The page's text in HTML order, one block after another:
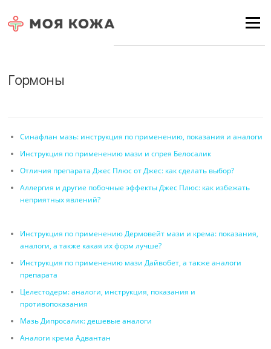
Menu
Гормоны
Синафлан мазь: инструкция по применению, показания и аналоги
Инструкция по применению мази и спрея Белосалик
Отличия препарата Джес Плюс от Джес: как сделать выбор?
Аллергия и другие побочные эффекты Джес Плюс: как избежать
неприятных явлений?
Инструкция по применению Дермовейт мази и крема: показания,
аналоги, а также какая их форм лучше?
Инструкция по применению мази Дайвобет, а также аналоги
препарата
Целестодерм: аналоги, инструкция, показания и
противопоказания
Мазь Дипросалик: дешевые аналоги
Аналоги крема Адвантан
Для любых предложений по